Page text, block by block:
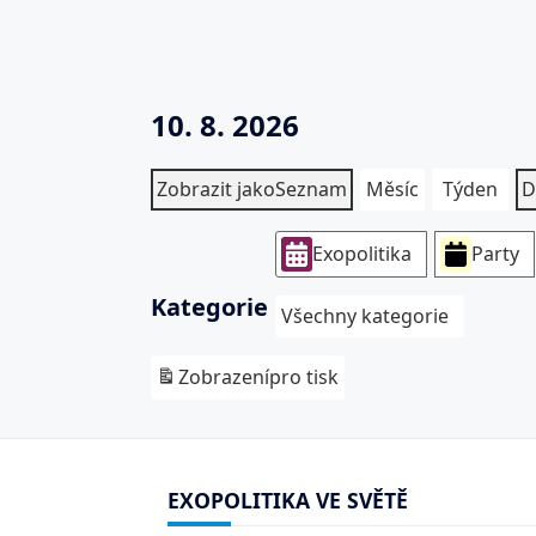
10. 8. 2026
Zobrazit jakoSeznam Měsíc Týden
Kategorie
Exopolitika Party
Všechny kategorie
Zobrazenípro tisk
EXOPOLITIKA VE SVĚTĚ